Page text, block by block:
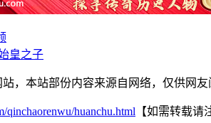
皇之子
，本站部份内容来源自网络，仅供网
qinchaorenwu/huanchu.html 【如需转载请